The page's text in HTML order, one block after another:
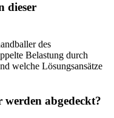
dieser
des
Belastung durch
welche Lösungsansätze
werden abgedeckt?